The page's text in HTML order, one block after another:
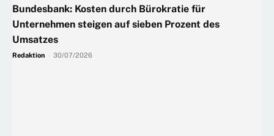
Bundesbank: Kosten durch Bürokratie für
Unternehmen steigen auf sieben Prozent des
Umsatzes
Redaktion 30/07/2026